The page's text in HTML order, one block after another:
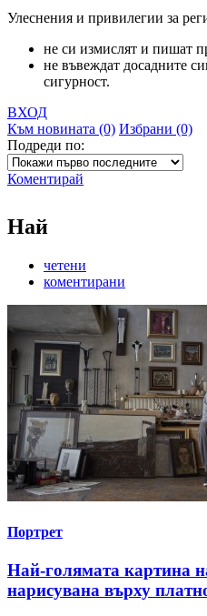
Улеснения и привилегии за
не си измислят и пишат
не въвеждат досадните
сигурност.
ВХОД
Към новината (0) Избрани (0)
Подреди по:
Коментирай
Най
четени
коментирани
Портрет
Най-голямата картина
нарисувана върху